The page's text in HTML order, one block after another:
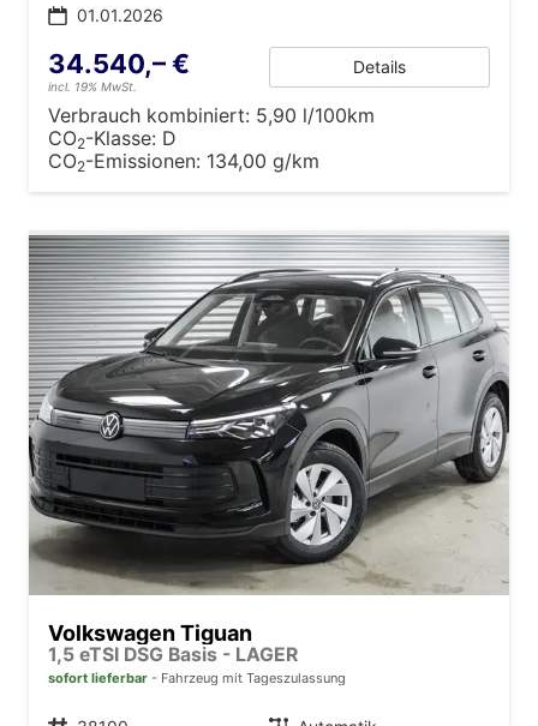
01.01.2026
34.540,– €
incl. 19% MwSt.
Details
Verbrauch kombiniert: 5,90 l/100km
CO2-Klasse: D
CO2-Emissionen: 134,00 g/km
Volkswagen Tiguan
1,5 eTSI DSG Basis - LAGER
sofort lieferbar Fahrzeug mit Tageszulassung